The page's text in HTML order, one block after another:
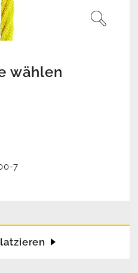
wählen
7